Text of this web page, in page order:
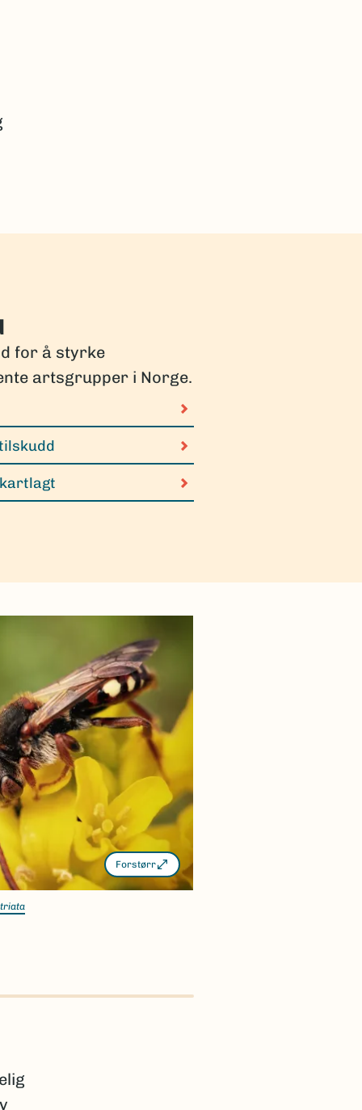
for å styrke
artsgrupper i Norge.
Forstørr